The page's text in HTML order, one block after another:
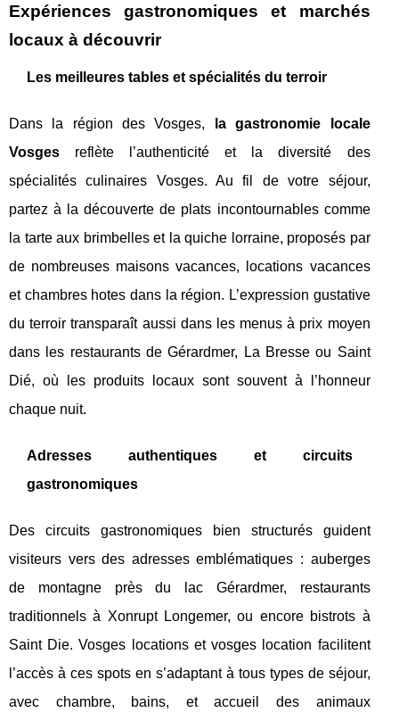
Expériences gastronomiques et marchés
locaux à découvrir
Les meilleures tables et spécialités du terroir
Dans la région des Vosges,
la gastronomie locale
Vosges reflète l’authenticité et la diversité des
spécialités culinaires Vosges. Au fil de votre séjour,
partez à la découverte de plats incontournables comme
la tarte aux brimbelles et la quiche lorraine, proposés par
de nombreuses maisons vacances, locations vacances
et chambres hotes dans la région. L’expression gustative
du terroir transparaît aussi dans les menus à prix moyen
dans les restaurants de Gérardmer, La Bresse ou Saint
Dié, où les produits locaux sont souvent à l’honneur
chaque nuit.
Adresses authentiques et circuits
gastronomiques
Des circuits gastronomiques bien structurés guident
visiteurs vers des adresses emblématiques : auberges
de montagne près du lac Gérardmer, restaurants
traditionnels à Xonrupt Longemer, ou encore bistrots à
Saint Die. Vosges locations et vosges location facilitent
l’accès à ces spots en s’adaptant à tous types de séjour,
avec chambre, bains, et accueil des animaux